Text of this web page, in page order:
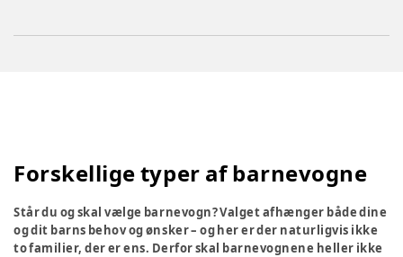
Forskellige typer af barnevogne
Står du og skal vælge barnevogn? Valget afhænger både dine
og dit barns behov og ønsker – og her er der naturligvis ikke
to familier, der er ens. Derfor skal barnevognene heller ikke